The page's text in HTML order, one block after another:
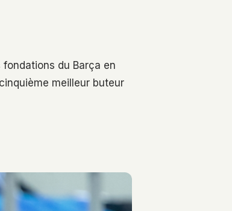
du Barça en
meilleur buteur